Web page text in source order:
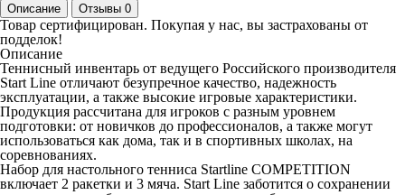
Описание Отзывы 0
Товар сертифицирован. Покупая у нас, вы застрахованы от
подделок!
Описание
Теннисный инвентарь от ведущего Российского производителя
Start Line отличают безупречное качество, надежность
эксплуатации, а также высокие игровые характеристики.
Продукция рассчитана для игроков с разным уровнем
подготовки: от новичков до профессионалов, а также могут
использоваться как дома, так и в спортивных школах, на
соревнованиях.
Набор для настольного тенниса Startline COMPETITION
включает 2 ракетки и 3 мяча. Start Line заботится о сохранении